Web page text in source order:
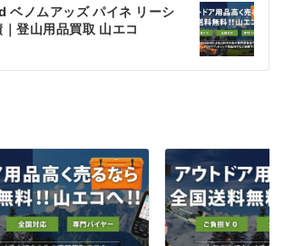
ノムアッズ パイネ リーシ
登山用品買取 山エコ